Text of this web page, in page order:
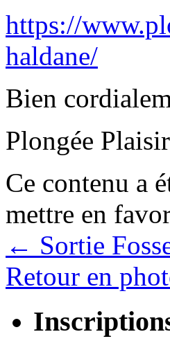
https://
haldane/
Bien
Plongée Plaisir
Ce contenu a
mettre en
← Sortie
Retour en